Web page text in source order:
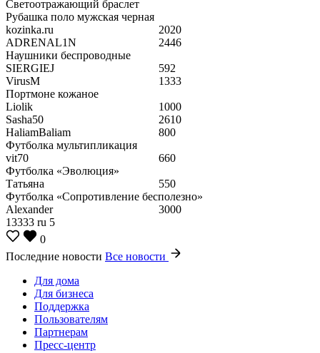
Светоотражающий браслет
Рубашка поло мужская черная
kozinka.ru
2020
ADRENAL1N
2446
Наушники беспроводные
SIERGIEJ
592
VirusM
1333
Портмоне кожаное
Liolik
1000
Sasha50
2610
HaliamBaliam
800
Футболка мультипликация
vit70
660
Футболка «Эволюция»
Татьяна
550
Футболка «Сопротивление бесполезно»
Alexander
3000
13333 ru 5
0
Последние новости Все новости
Для дома
Для бизнеса
Поддержка
Пользователям
Партнерам
Пресс-центр